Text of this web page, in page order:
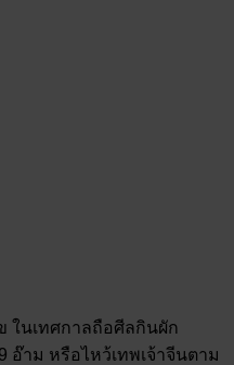
ในเทศกาลถือศีลกินผัก
อ๊าม หรือไหว้เทพเจ้าจีนตาม